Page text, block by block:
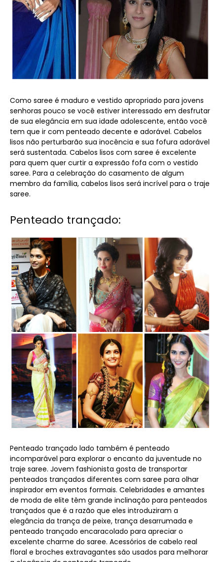
Como saree é maduro e vestido apropriado para jovens
senhoras pouco se você estiver interessado em desfrutar
de sua elegância em sua idade adolescente, então você
tem que ir com penteado decente e adorável. Cabelos
lisos não perturbarão sua inocência e sua fofura adorável
será sustentada. Cabelos lisos com saree é excelente
para quem quer curtir a expressão fofa com o vestido
saree. Para a celebração do casamento de algum
membro da família, cabelos lisos será incrível para o traje
saree.
Penteado trançado:
Penteado trançado lado também é penteado
incomparável para explorar o encanto da juventude no
traje saree. Jovem fashionista gosta de transportar
penteados trançados diferentes com saree para olhar
inspirador em eventos formais. Celebridades e amantes
de moda de elite têm grande inclinação para penteados
trançados que é a razão que eles introduziram a
elegância da trança de peixe, trança desarrumada e
penteado trançado encaracolado para apreciar o
excelente charme do saree. Acessórios de cabelo real
floral e broches extravagantes são usados ​​para melhorar